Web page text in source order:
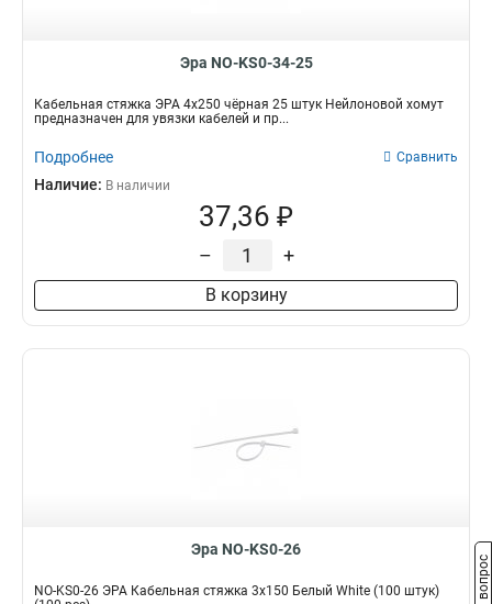
Эра NO-KS0-34-25
Кабельная стяжка ЭРА 4x250 чёрная 25 штук Нейлоновой хомут
предназначен для увязки кабелей и пр...
Подробнее Сравнить
Наличие: В наличии
37,36 ₽
– +
В корзину
Эра NO-KS0-26
NO-KS0-26 ЭРА Кабельная стяжка 3х150 Белый White (100 штук)